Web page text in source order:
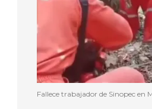
Fallece trabajador de Sinopec en